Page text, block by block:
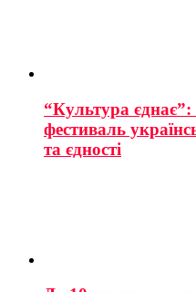
“Культура єднає”:
фестиваль
та єдності